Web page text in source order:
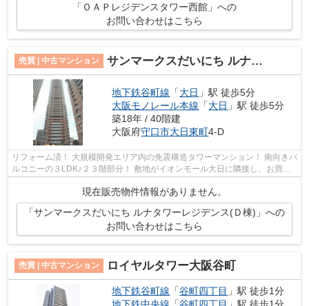
「ＯＡＰレジデンスタワー西館」への
お問い合わせはこちら
売買 | 中古マンション サンマークスだいにち ルナタワーレジデンス(Ｄ棟)
地下鉄谷町線 「大日 」駅 徒歩5分
大阪モノレール本線 「大日 」駅 徒歩5分
築18年 / 40階建
大阪府守口市大日東町4-D
リフォーム済！ 大規模開発エリア内の免震構造タワーマンション！ 南向きバ
ルコニーの３LDK♪２３階部分！ 敷地がイオンモール大日に隣接し、お買物
大変便利です。
現在販売物件情報がありません。
「サンマークスだいにち ルナタワーレジデンス(Ｄ棟)」への
お問い合わせはこちら
売買 | 中古マンション ロイヤルタワー大阪谷町
地下鉄谷町線 「谷町四丁目 」駅 徒歩1分